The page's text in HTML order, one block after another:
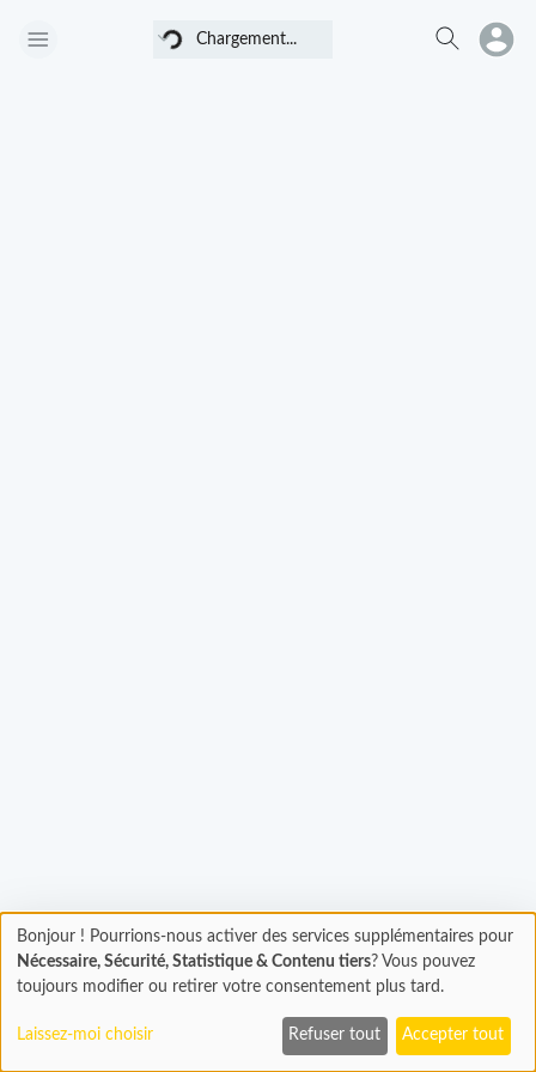
Chargement... Chargement...
Chargement
En cours...
Bonjour ! Pourrions-nous activer des services supplémentaires pour
Nécessaire, Sécurité, Statistique & Contenu tiers? Vous pouvez
toujours modifier ou retirer votre consentement plus tard.
Laissez-moi choisir Refuser tout Accepter tout